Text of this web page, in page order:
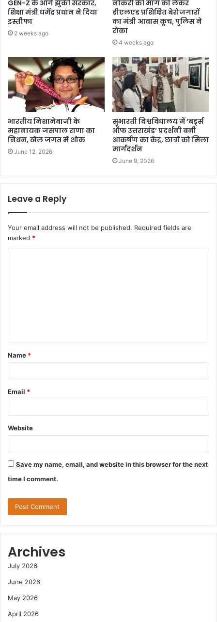
GEN-Z के आगे झुकी सरकार,
शिक्षा मंत्री धर्मेंद्र प्रधान ने दिया
इस्तीफा
2 weeks ago
नौकरी की मांग को लेकर
डीएलएड प्रशिक्षित बेरोजगारों
का मंत्री आवास कूच, पुलिस ने
रोका
4 weeks ago
भारतीय निशानेबाजी के
महानायक जसपाल राणा का
निधन, खेल जगत में शोक
June 12, 2026
सुभारती विश्वविधालय में ‘बर्ड्स
ऑफ उत्तराखंड’ प्रदर्शनी बनी
आकर्षण का केंद्र, छात्रों को मिला
मार्गदर्शन
June 9, 2026
Leave a Reply
Your email address will not be published. Required fields are
marked *
t
*
Name *
Email *
Website
Save my name, email, and website in this browser for the next
time I comment.
Archives
July 2026
June 2026
May 2026
April 2026